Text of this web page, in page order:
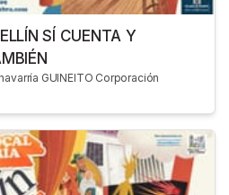
SÍ CUENTA Y
GUINEITO Corporación